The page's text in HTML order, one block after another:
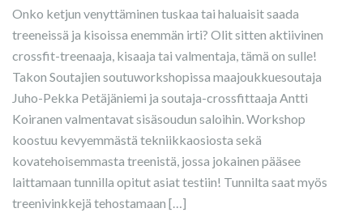
Onko ketjun venyttäminen tuskaa tai haluaisit saada
treeneissä ja kisoissa enemmän irti? Olit sitten aktiivinen
crossfit-treenaaja, kisaaja tai valmentaja, tämä on sulle!
Takon Soutajien soutuworkshopissa maajoukkuesoutaja
Juho-Pekka Petäjäniemi ja soutaja-crossfittaaja Antti
Koiranen valmentavat sisäsoudun saloihin. Workshop
koostuu kevyemmästä tekniikkaosiosta sekä
kovatehoisemmasta treenistä, jossa jokainen pääsee
laittamaan tunnilla opitut asiat testiin! Tunnilta saat myös
treenivinkkejä tehostamaan […]